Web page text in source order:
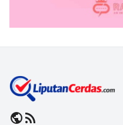
publicrss_feed